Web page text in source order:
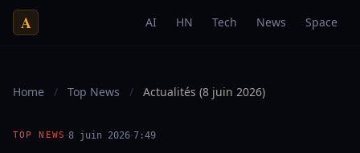
A AI HN Tech News Space
Home / Top News / Actualités (8 juin 2026)
TOP NEWS ·8 juin 2026·7:49